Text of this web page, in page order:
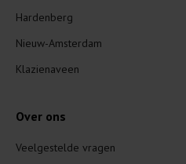
Hardenberg
Nieuw-Amsterdam
Klazienaveen
Over ons
Veelgestelde vragen